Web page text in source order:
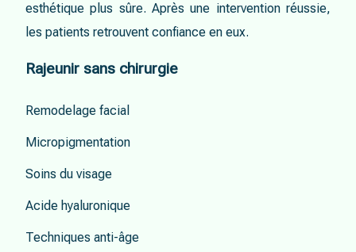
esthétique plus sûre. Après une intervention réussie,
les patients retrouvent confiance en eux.
Rajeunir sans chirurgie
Remodelage facial
Micropigmentation
Soins du visage
Acide hyaluronique
Techniques anti-âge